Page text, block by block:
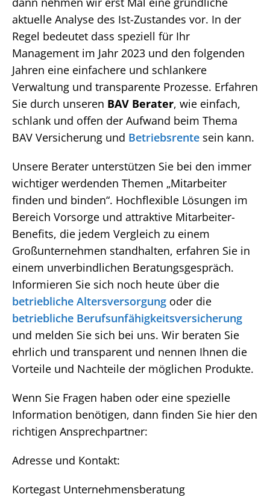
aktuelle Analyse des Ist-Zustandes vor. In der
Regel bedeutet dass speziell für Ihr
Management im Jahr 2023 und den folgenden
Jahren eine einfachere und schlankere
Verwaltung und transparente Prozesse. Erfahren
Sie durch unseren BAV Berater, wie einfach,
schlank und offen der Aufwand beim Thema
BAV Versicherung und Betriebsrente sein kann.
Unsere Berater unterstützen Sie bei den immer
wichtiger werdenden Themen „Mitarbeiter
finden und binden“. Hochflexible Lösungen im
Bereich Vorsorge und attraktive Mitarbeiter-
Benefits, die jedem Vergleich zu einem
Großunternehmen standhalten, erfahren Sie in
einem unverbindlichen Beratungsgespräch.
Informieren Sie sich noch heute über die
betriebliche Altersversorgung oder die
betriebliche Berufsunfähigkeitsversicherung
und melden Sie sich bei uns. Wir beraten Sie
ehrlich und transparent und nennen Ihnen die
Vorteile und Nachteile der möglichen Produkte.
Wenn Sie Fragen haben oder eine spezielle
Information benötigen, dann finden Sie hier den
richtigen Ansprechpartner:
Adresse und Kontakt:
Kortegast Unternehmensberatung